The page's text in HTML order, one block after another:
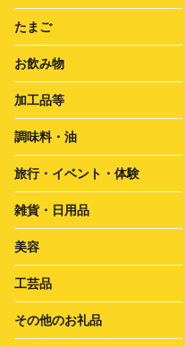
たまご
お飲み物
加工品等
調味料・油
旅行・イベント・体験
雑貨・日用品
美容
工芸品
その他のお礼品